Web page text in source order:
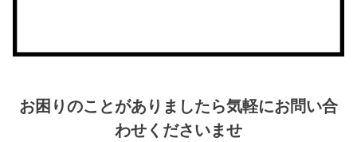
お困りのことがありましたら気軽にお問い合
わせくださいませ